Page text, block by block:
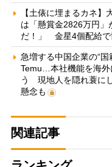
【土俵に埋まるカネ
は「懸賞金2826万円」
だ！」 金星4個配給で
急増する中国企業の“
Temu…本社機能を海外
う 現地人を隠れ蓑に
懸念も
関連記事